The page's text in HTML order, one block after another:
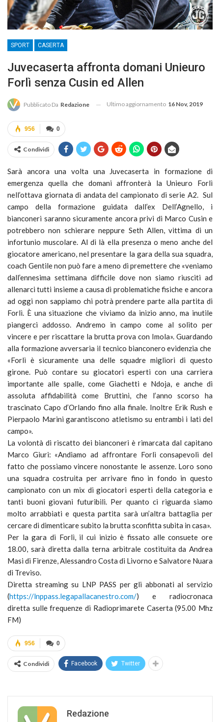
SPORT CASERTA
Juvecaserta affronta domani Unieuro
Forlì senza Cusin ed Allen
Pubblicato Da Redazione Ultimo aggiornamento 16 Nov, 2019
0
956
Condividi
Sarà ancora una volta una Juvecaserta in formazione di
emergenza quella che domani affronterà la Unieuro Forlì
nell’ottava giornata di andata del campionato di serie A2. Sul
campo della formazione guidata dall’ex Dell’Agnello, i
bianconeri saranno sicuramente ancora privi di Marco Cusin e
potrebbero non schierare neppure Seth Allen, vittima di un
infortunio muscolare. Al di là ella presenza o meno anche del
giocatore americano, nel presentare la gara della sua squadra,
coach Gentile non può fare a meno di premettere che «veniamo
dall’ennesima settimana difficile dove non siamo riusciti ad
allenarci tutti insieme a causa di problematiche fisiche e ancora
ad oggi non sappiamo chi potrà prendere parte alla partita di
Forlì. È una situazione che viviamo da inizio anno, ma inutile
piangerci addosso. Andremo in campo come al solito per
vincere e per riscattare la brutta prova con Imola». Guardando
alla formazione avversaria il tecnico bianconero evidenzia che
«Forlì è sicuramente una delle squadre migliori di questo
girone. Può contare su giocatori esperti con una carriera
importante alle spalle, come Giachetti e Ndoja, e anche di
assoluta affidabilità come Bruttini, che l’anno scorso ha
trascinato Capo d’Orlando fino alla finale. Inoltre Erik Rush e
Pierpaolo Marini garantiscono atletismo su entrambi i lati del
campo».
La volontà di riscatto dei bianconeri è rimarcata dal capitano
Marco Giuri: «Andiamo ad affrontare Forlì consapevoli del
fatto che possiamo vincere nonostante le assenze. Loro sono
una squadra costruita per arrivare fino in fondo in questo
campionato con un mix di giocatori esperti della categoria e
tanti buoni giovani futuribili. Per quanto ci riguarda siamo
molto arrabbiati e questa partita sarà un’altra battaglia per
cercare di dimenticare subito la brutta sconfitta subita in casa».
Per la gara di Forlì, il cui inizio è fissato alle consuete ore
18.00, sarà diretta dalla terna arbitrale costituita da Andrea
Masi di Firenze, Alessandro Costa di Livorno e Salvatore Nuara
di Treviso.
Diretta streaming su LNP PASS per gli abbonati al servizio
(https://lnppass.legapallacanestro.com/) e radiocronaca
diretta sulle frequenze di Radioprimarete Caserta (95.00 Mhz
FM)
0
956
Condividi Facebook Twitter
Redazione